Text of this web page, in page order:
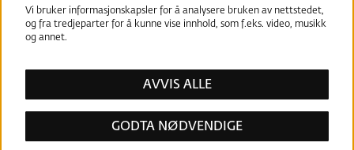
PÅMELDING
Vi bruker informasjonskapsler for å analysere bruken av nettstedet,
og fra tredjeparter for å kunne vise innhold, som f.eks. video, musikk
og annet.
AVVIS ALLE
GODTA NØDVENDIGE